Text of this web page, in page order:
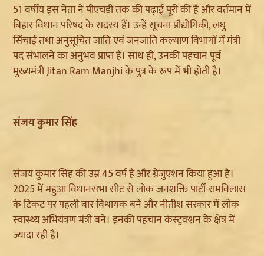
51 वर्षीय इस नेता ने पीएचडी तक की पढ़ाई पूरी की है और वर्तमान में
बिहार विधान परिषद के सदस्य हैं। उन्हें सूचना प्रौद्योगिकी, लघु
सिंचाई तथा अनुसूचित जाति एवं जनजाति कल्याण विभागों में मंत्री
पद संभालने का अनुभव प्राप्त है। साथ ही, उनकी पहचान पूर्व
मुख्यमंत्री Jitan Ram Manjhi के पुत्र के रूप में भी होती है।
संजय कुमार सिंह
संजय कुमार सिंह की उम्र 45 वर्ष है और ग्रेजुएशन किया हुआ है।
2025 में महुआ विधानसभा सीट से लोक जनशक्ति पार्टी-रामविलास
के टिकट पर पहली बार विधायक बने और नीतीश सरकार में लोक
स्वास्थ्य अभियंत्रण मंत्री बने। इनकी पहचान कंस्ट्रक्शन के क्षेत्र में
ज्यादा रही है।